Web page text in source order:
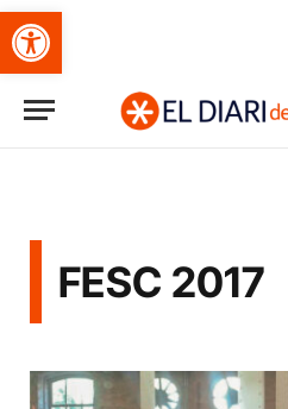
Obre la barra d'eines
FESC 2017